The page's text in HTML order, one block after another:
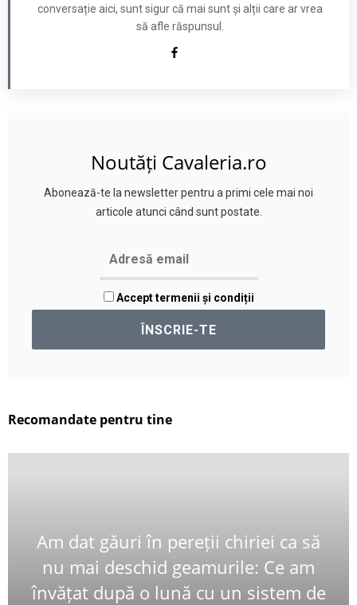
conversație aici, sunt sigur că mai sunt și alții care ar vrea
să afle răspunsul.
Noutăți Cavaleria.ro
Abonează-te la newsletter pentru a primi cele mai noi
articole atunci când sunt postate.
Accept termenii și condiții
Recomandate pentru tine
Am dat găuri în pereții chiriei ca să
nu mai deschid geamurile: Ce am
învățat după o lună cu un sistem de